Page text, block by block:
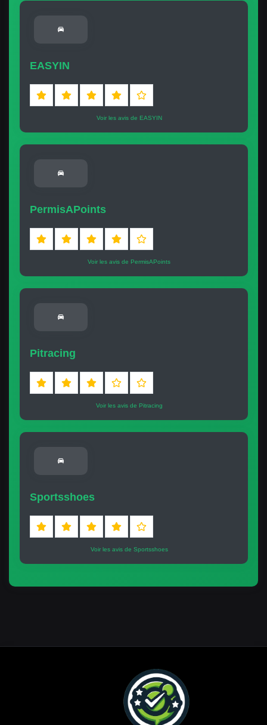
EASYIN
Voir les avis de EASYIN
PermisAPoints
Voir les avis de PermisAPoints
Pitracing
Voir les avis de Pitracing
Sportsshoes
Voir les avis de Sportsshoes